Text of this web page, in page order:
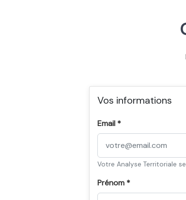
Vos informations
Email *
Votre Analyse Territoriale
Prénom *